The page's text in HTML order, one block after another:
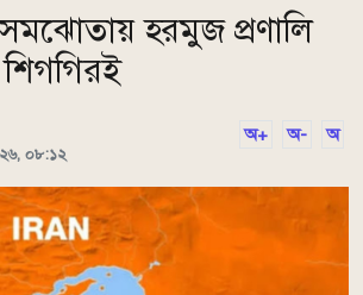
হরমুজ প্রণালি
০৮:১২
অ+ অ- অ